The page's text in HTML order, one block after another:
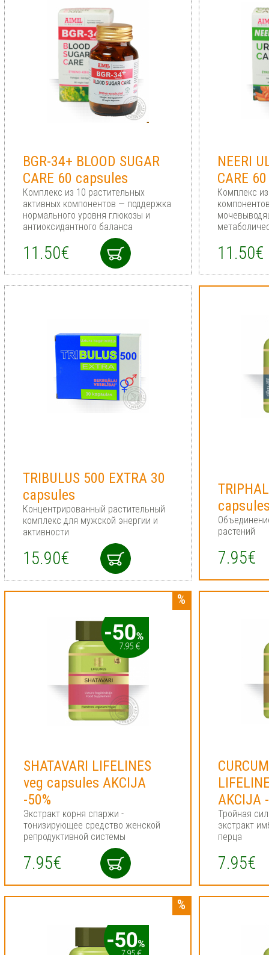
BGR-34+ BLOOD SUGAR
CARE 60 capsules
Комплекс из 10 растительных
активных компонентов — поддержка
нормального уровня глюкозы и
антиоксидантного баланса
11.50€
NEERI
CARE
Комплекс
11.50€
TRIBULUS 500 EXTRA 30
сapsules
Концентрированный растительный
комплекс для мужской энергии и
активности
15.90€
растений
7.95€
SHATAVARI LIFELINES
veg capsules AKCIJA
-50%
Экстракт корня спаржи -
тонизирующее средство женской
репродуктивной системы
7.95€
AKCIJA
Тройная
экстракт
перца
7.95€